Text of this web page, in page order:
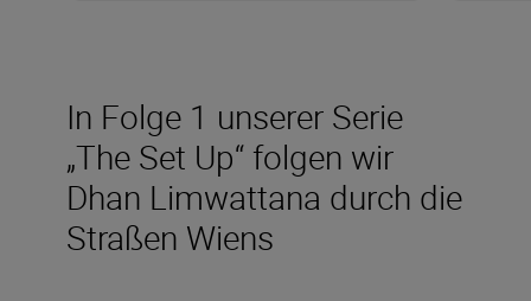
In Folge 1 unserer Serie
„The Set Up“ folgen wir
Dhan Limwattana durch die
Straßen Wiens